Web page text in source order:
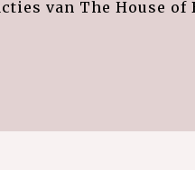
van The House of